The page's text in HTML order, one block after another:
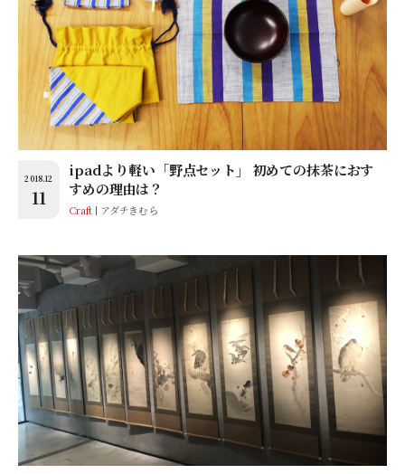
2018.12
11
ipadより軽い「野点セット」 初めての抹茶におす
すめの理由は？
Craft アダチきむら